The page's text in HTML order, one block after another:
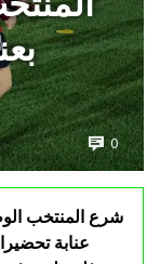
0
شرع المنتخب
عنابة